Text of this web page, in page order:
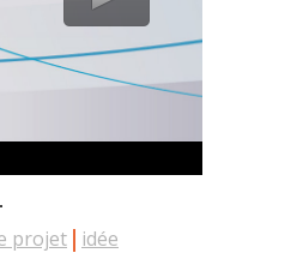
projet
idée